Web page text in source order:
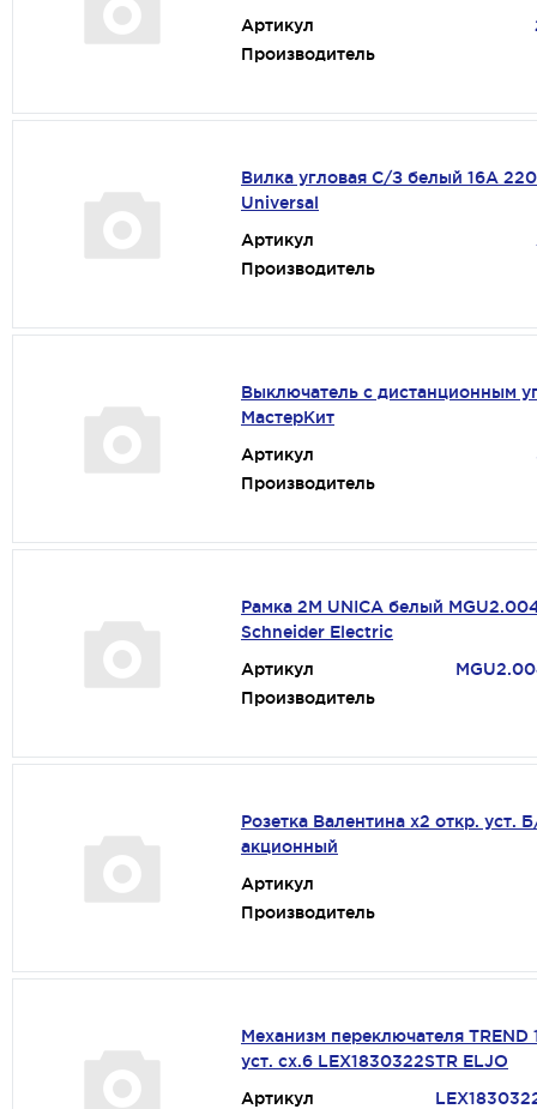
Артикул
Производитель
Вилка угловая С/З белый 16А
Universal
Артикул
Производитель
Выключатель с дистанционным
МастерКит
Артикул
Производитель
Рамка 2М UNICA белый
Schneider Electric
Артикул
Производитель
Розетка Валентина х2 откр. уст.
акционный
Артикул
Производитель
Механизм переключателя TREND
уст. сх.6 LEX1830322STR ELJO
Артикул